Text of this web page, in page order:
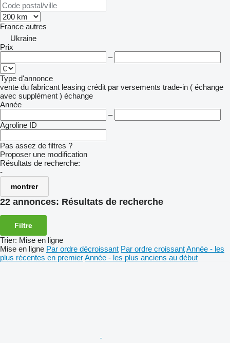
France autres
Ukraine
Prix
–
Type d'annonce
vente du fabricant leasing crédit par versements trade-in ( échange
avec supplément ) échange
Année
–
Agroline ID
Pas assez de filtres ?
Proposer une modification
Résultats de recherche:
-
montrer
22 annonces: Résultats de recherche
Filtre
Trier: Mise en ligne
Mise en ligne Par ordre décroissant Par ordre croissantAnnée - les
plus récentes en premierAnnée - les plus anciens au début